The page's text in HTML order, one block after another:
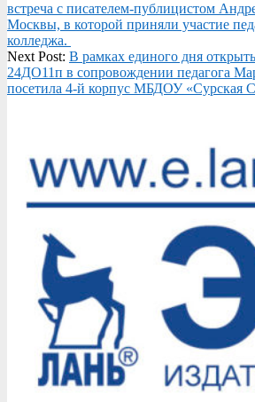
04-
10
встреча с писателем-публицистом
Москвы, в которой приняли участие
колледжа.
Next Post: В рамках единого дня
24ДО11п в сопровождении педагога
посетила 4-й корпус МБДОУ «Сурская